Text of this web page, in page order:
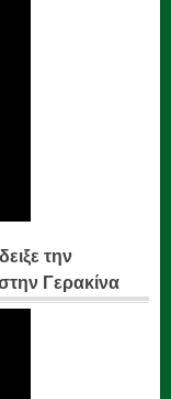
την
Γερακίνα